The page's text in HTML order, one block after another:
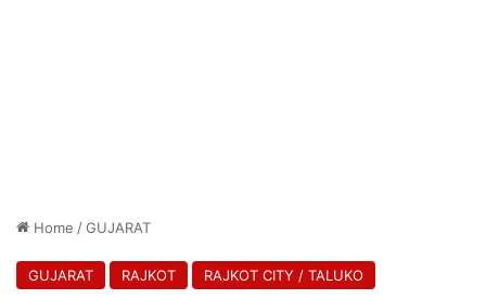
Home /GUJARAT
GUJARAT RAJKOT RAJKOT CITY / TALUKO